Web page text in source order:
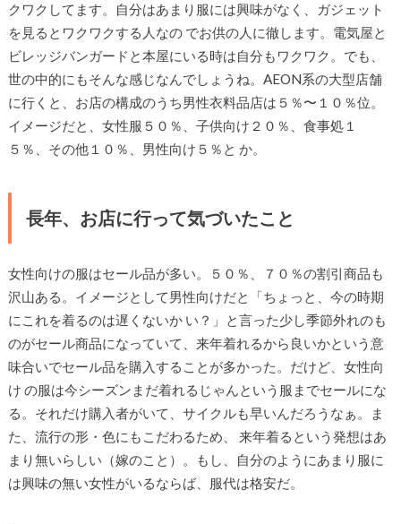
クワクしてます。自分はあまり服には興味がなく、ガジェット
を見るとワクワクする人なの でお供の人に徹します。電気屋と
ビレッジバンガードと本屋にいる時は自分もワクワク。でも、
世の中的にもそんな感じなんでしょうね。AEON系の大型店舗
に行くと、お店の構成のうち男性衣料品店は５％〜１０％位。
イメージだと、女性服５０％、子供向け２０％、食事処１
５％、その他１０％、男性向け５％と か。
長年、お店に行って気づいたこと
女性向けの服はセール品が多い。５０％、７０％の割引商品も
沢山ある。イメージとして男性向けだと「ちょっと、今の時期
にこれを着るのは遅くないか い？」と言った少し季節外れのも
のがセール商品になっていて、来年着れるから良いかという意
味合いでセール品を購入することが多かった。だけど、女性向
け の服は今シーズンまだ着れるじゃんという服までセールにな
る。それだけ購入者がいて、サイクルも早いんだろうなぁ。ま
た、流行の形・色にもこだわるため、 来年着るという発想はあ
まり無いらしい（嫁のこと）。もし、自分のようにあまり服に
は興味の無い女性がいるならば、服代は格安だ。